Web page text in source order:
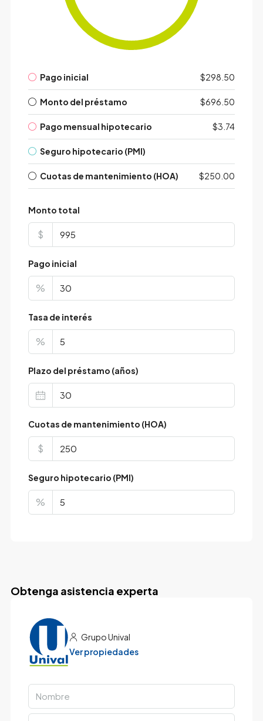
Pago inicial $298.50
Monto del préstamo $696.50
Pago mensual hipotecario $3.74
Seguro hipotecario (PMI)
Cuotas de mantenimiento (HOA) $250.00
Monto total
$
Pago inicial
%
Tasa de interés
%
Plazo del préstamo (años)
Cuotas de mantenimiento (HOA)
$
Seguro hipotecario (PMI)
%
Obtenga asistencia experta
Grupo Unival
Ver propiedades